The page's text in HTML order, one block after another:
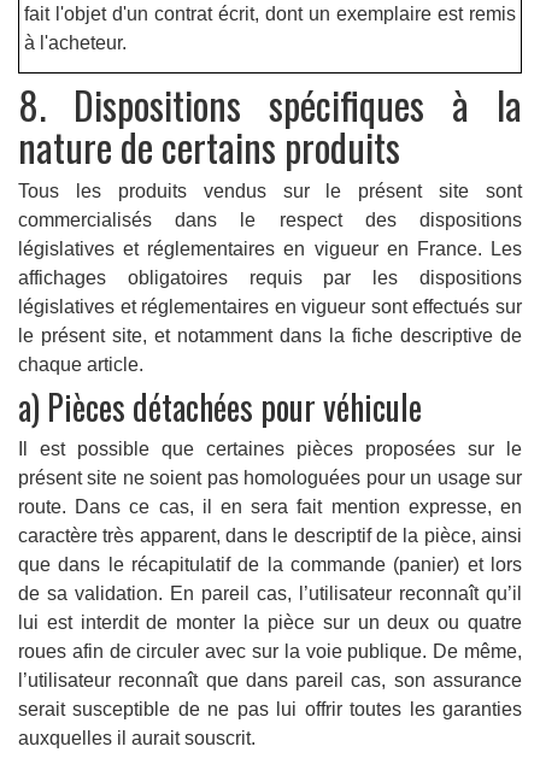
fait l'objet d'un contrat écrit, dont un exemplaire est remis
à l'acheteur.
8. Dispositions spécifiques à la
nature de certains produits
Tous les produits vendus sur le présent site sont
commercialisés dans le respect des dispositions
législatives et réglementaires en vigueur en France. Les
affichages obligatoires requis par les dispositions
législatives et réglementaires en vigueur sont effectués sur
le présent site, et notamment dans la fiche descriptive de
chaque article.
a) Pièces détachées pour véhicule
Il est possible que certaines pièces proposées sur le
présent site ne soient pas homologuées pour un usage sur
route. Dans ce cas, il en sera fait mention expresse, en
caractère très apparent, dans le descriptif de la pièce, ainsi
que dans le récapitulatif de la commande (panier) et lors
de sa validation. En pareil cas, l’utilisateur reconnaît qu’il
lui est interdit de monter la pièce sur un deux ou quatre
roues afin de circuler avec sur la voie publique. De même,
l’utilisateur reconnaît que dans pareil cas, son assurance
serait susceptible de ne pas lui offrir toutes les garanties
auxquelles il aurait souscrit.